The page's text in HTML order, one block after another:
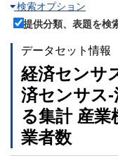
検索オプション
提供分類、表題を検
データセット情報
経済センサ
済センサス
る集計 産業
業者数